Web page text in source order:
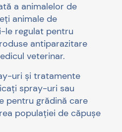
a animalelor de
animale de
le regulat pentru
antiparazitare
veterinar.
uri și tratamente
spray-uri sau
pentru grădină care
populației de căpușe